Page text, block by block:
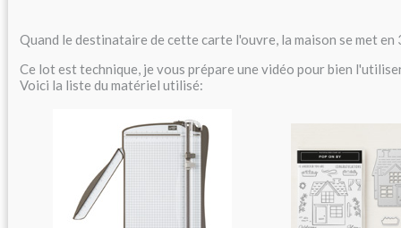
Quand le destinataire de cette carte l'ouvre, la maison se met en
Ce lot est technique, je vous prépare une vidéo pour bien
Voici la liste du matériel utilisé: